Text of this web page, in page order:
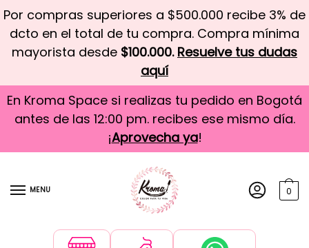
Por compras superiores a $500.000 recibe 3% de
dcto en el total de tu compra. Compra mínima
mayorista desde $100.000. Resuelve tus dudas
aquí
En Kroma Space si realizas tu pedido en Bogotá
antes de las 12:00 pm. recibes ese mismo día.
¡Aprovecha ya!
MENU 0